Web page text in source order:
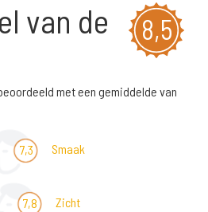
8,5
van de
met een gemiddelde van
7,3 Smaak
7,8 Zicht